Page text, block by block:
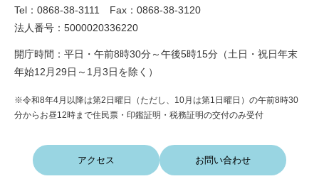
Tel：0868-38-3111 Fax：0868-38-3120
法人番号：5000020336220
開庁時間：平日・午前8時30分～午後5時15分（土日・祝日年末
年始12月29日～1月3日を除く）
※令和8年4月以降は第2日曜日（ただし、10月は第1日曜日）の午前8時30
分からお昼12時まで住民票・印鑑証明・税務証明の交付のみ受付
アクセス お問い合わせ